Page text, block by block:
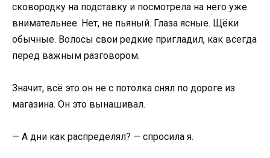
сковородку на подставку и посмотрела на него уже
внимательнее. Нет, не пьяный. Глаза ясные. Щёки
обычные. Волосы свои редкие пригладил, как всегда
перед важным разговором.
Значит, всё это он не с потолка снял по дороге из
магазина. Он это вынашивал.
— А дни как распределял? — спросила я.